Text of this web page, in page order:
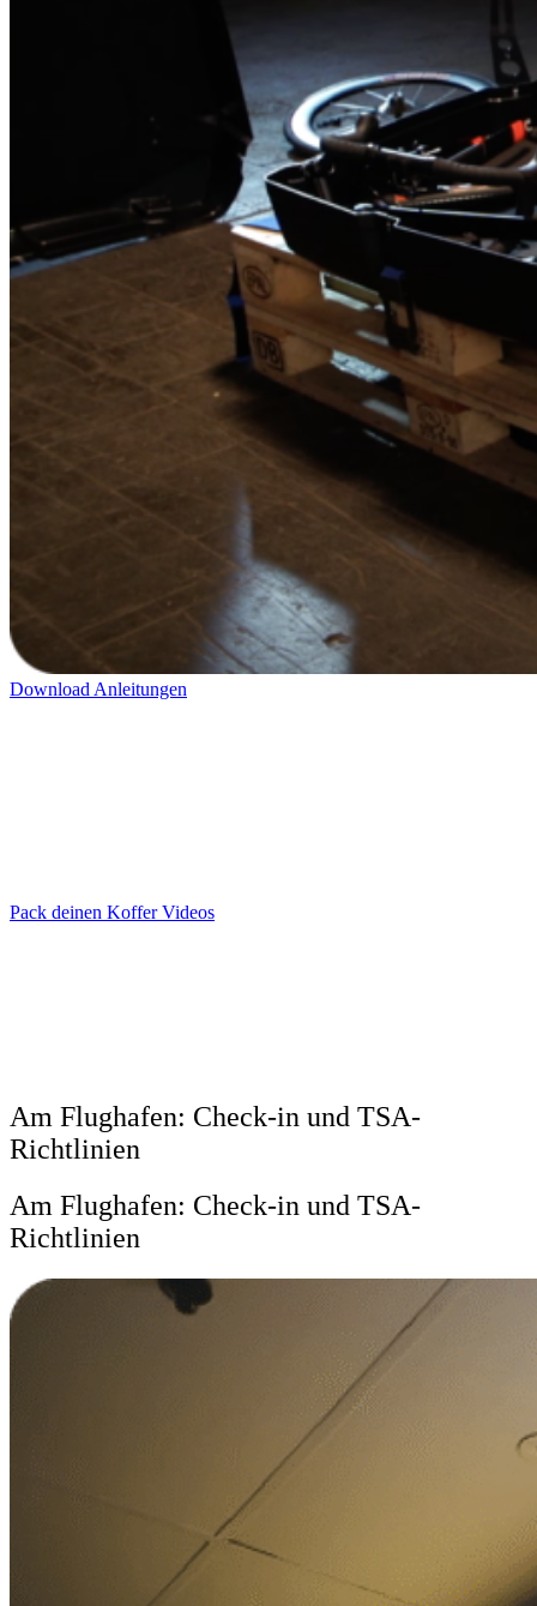
Download Anleitungen
Pack deinen Koffer Videos
Am Flughafen: Check-in und TSA-
Richtlinien
Am Flughafen: Check-in und TSA-
Richtlinien